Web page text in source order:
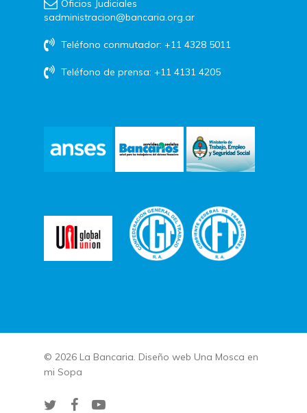
Oficios Judiciales
sadministracion@bancaria.org.ar
Teléfono conmutador: +11 4328 5011
Teléfono de prensa: +11 4131 4205
© 2026 La Bancaria. Diseño web Una Mosca en
mi Sopa
twitterfacebookyoutube